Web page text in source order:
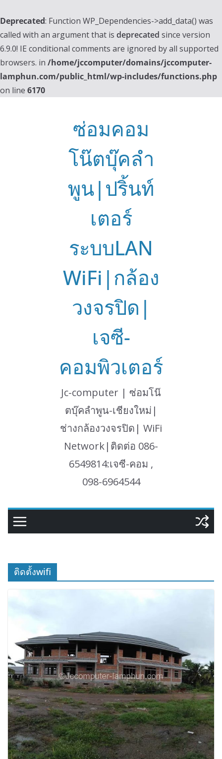
Deprecated: Function WP_Dependencies->add_data() was
called with an argument that is deprecated since version
6.9.0! IE conditional comments are ignored by all supported
browsers. in /home/jccomputer/domains/jccomputer-
lamphun.com/public_html/wp-includes/functions.php
on line 6170
ซ่อมคอม
โน๊ตบุ๊คลำ
พูน|ปริ้นท์
เตอร์
ระบบLAN
WiFi|กล้อง
วงจรปิด|
เจซี-
คอมพิวเตอร์
Jc-computer | ซ่อมโน๊
ตบุ๊คลำพูน-เชียงใหม่|
ช่างกล้องวงจรปิด| WiFi
Network|ติดต่อ 086-
6549814:เจซี-คอม ,
098-6964544
ติดตั้งwifi